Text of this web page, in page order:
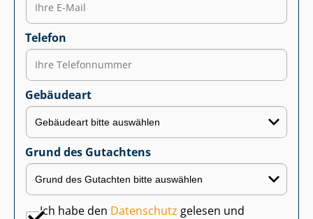
Telefon
Gebäudeart
Grund des Gutachtens
Ich habe den Datenschutz gelesen und